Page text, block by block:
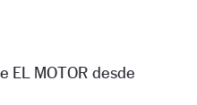
EL MOTOR desde